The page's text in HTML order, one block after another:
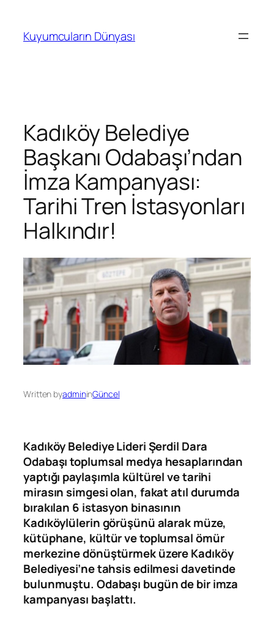
Kuyumcuların Dünyası
Kadıköy Belediye
Başkanı Odabaşı’ndan
İmza Kampanyası:
Tarihi Tren İstasyonları
Halkındır!
Written byadmininGüncel
Kadıköy Belediye Lideri Şerdil Dara
Odabaşı toplumsal medya hesaplarından
yaptığı paylaşımla kültürel ve tarihi
mirasın simgesi olan, fakat atıl durumda
bırakılan 6 istasyon binasının
Kadıköylülerin görüşünü alarak müze,
kütüphane, kültür ve toplumsal ömür
merkezine dönüştürmek üzere Kadıköy
Belediyesi’ne tahsis edilmesi davetinde
bulunmuştu. Odabaşı bugün de bir imza
kampanyası başlattı.